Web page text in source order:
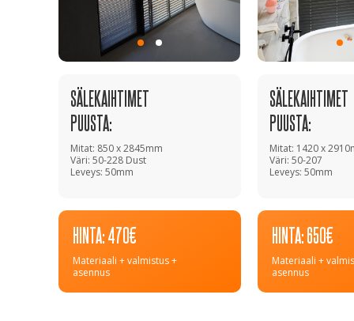
HINTA: 650€
Materiaali +
asennus
SÄLEKAIHTIMET
PUUSTA:
Mitat: 1420 х
Väri: 50-207
Leveys: 50mm
HINTA: 470€
Materiaali + valmistus +
asennus
SÄLEKAIHTIMET
PUUSTA:
Mitat: 850х 2845mm
Väri: 50-228 Dust
Leveys: 50mm